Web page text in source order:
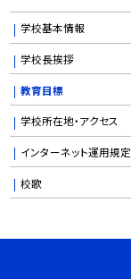
学校基本情報
学校長挨拶
教育目標
学校所在地・アクセス
インターネット運用規定
校歌